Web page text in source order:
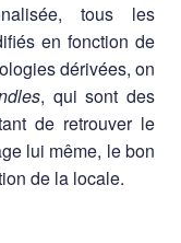
tous les
en fonction de
dérivées, on
, qui sont des
de retrouver le
lui même, le bon
de la locale.